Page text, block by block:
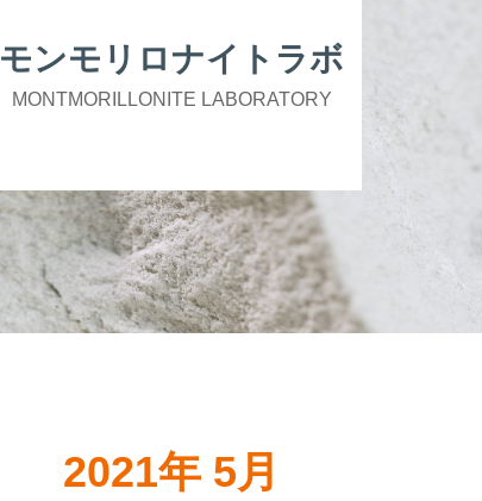
モンモリロナイトラボ
MONTMORILLONITE LABORATORY
2021年 5月